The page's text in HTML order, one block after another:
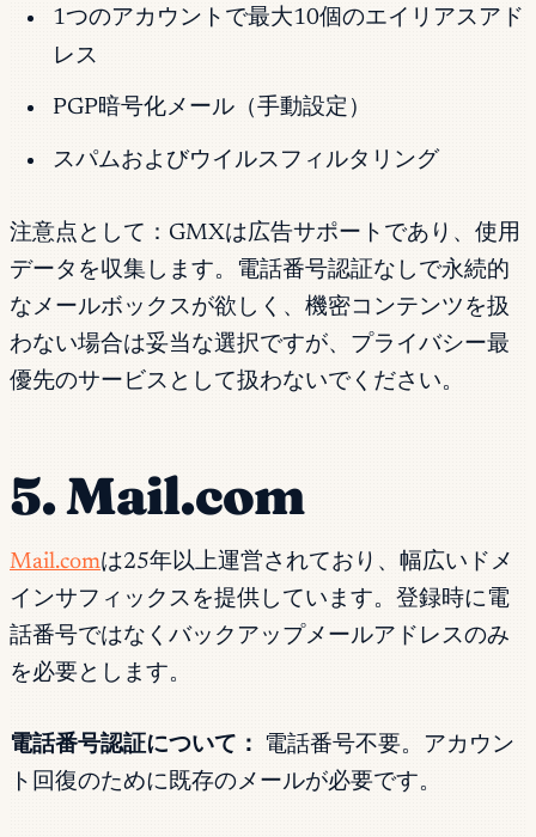
1つのアカウントで最大10個のエイリアスアド
レス
PGP暗号化メール（手動設定）
スパムおよびウイルスフィルタリング
注意点として：GMXは広告サポートであり、使用
データを収集します。電話番号認証なしで永続的
なメールボックスが欲しく、機密コンテンツを扱
わない場合は妥当な選択ですが、プライバシー最
優先のサービスとして扱わないでください。
5. Mail.com
Mail.comは25年以上運営されており、幅広いドメ
インサフィックスを提供しています。登録時に電
話番号ではなくバックアップメールアドレスのみ
を必要とします。
電話番号認証について：
電話番号不要。アカウン
ト回復のために既存のメールが必要です。